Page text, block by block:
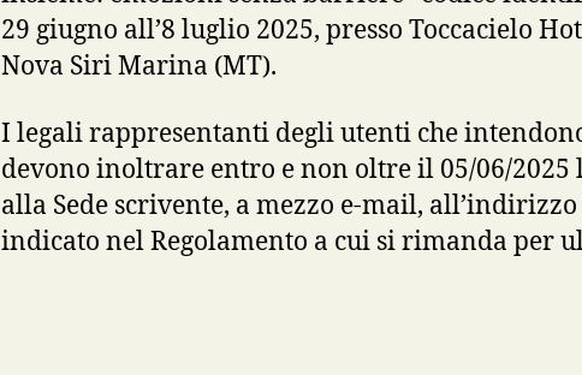
29 giugno all’8 luglio 2025, presso Toccacielo
Nova Siri Marina (MT).
I legali rappresentanti degli utenti che
devono inoltrare entro e non oltre il 05/06/
alla Sede scrivente, a mezzo e-mail,
indicato nel Regolamento a cui si rimanda per